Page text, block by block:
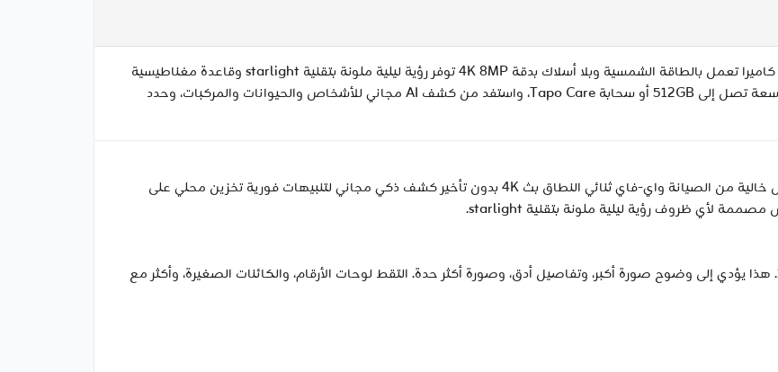
اختبر أمانًا خالي الصيانة مع مجموعة Tapo C460 KIT — كاميرا تعمل بالطاقة الشمسية وبلا أسلاك بدقة 4K 8MP توفر رؤية ليلية ملونة بتقنية starlight وقاعدة مغناطيسية
قابلة للتعديل للتركيب المرن. اختر تخزين microSD محلي بسعة تصل إلى 512GB أو سحابة Tapo Care، واستفد من كشف AI مجاني للأشخاص والحيوانات والمركبات، وحدد
التفاصيل مهمة 4K Ultra HD طاقة لا تنتهي مع الشمس خالية من الصيانة واي-فاي ثنائي النطاق بث 4K بدون تأخير كشف ذكي مجاني لتنبيهات فورية تخزين محلي على
تحتوي دقة 4K على 4× عدد البكسلات مقارنةً بدقة 1080p. هذا يؤدي إلى وضوح صورة أكبر، وتفاصيل أدق، وصورة أكثر حدة. التقط لوحات الأرقام، والكائنات الصغيرة، وأكثر مع